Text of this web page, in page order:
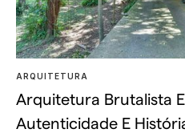
ARQUITETURA
Arquitetura Brutalista
Autenticidade E